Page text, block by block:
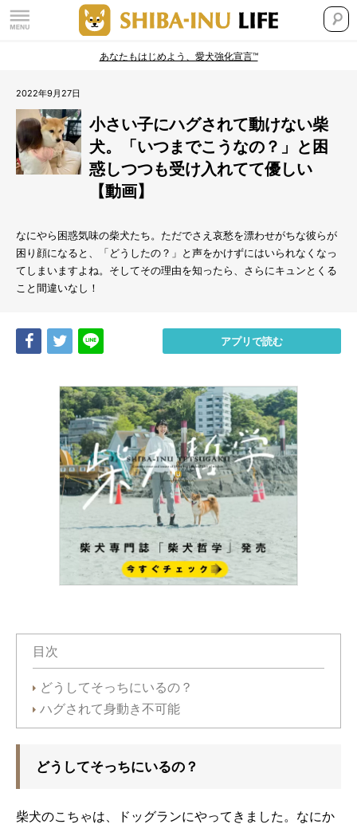
あなたもはじめよう、愛犬強化宣言™
2022年9月27日
小さい子にハグされて動けない柴
犬。「いつまでこうなの？」と困
惑しつつも受け入れてて優しい
【動画】
なにやら困惑気味の柴犬たち。ただでさえ哀愁を漂わせがちな彼らが
困り顔になると、「どうしたの？」と声をかけずにはいられなくなっ
てしまいますよね。そしてその理由を知ったら、さらにキュンとくる
こと間違いなし！
Share Tweet アプリで読む
目次
どうしてそっちにいるの？
ハグされて身動き不可能
どうしてそっちにいるの？
柴犬のこちゃは、ドッグランにやってきました。なにか